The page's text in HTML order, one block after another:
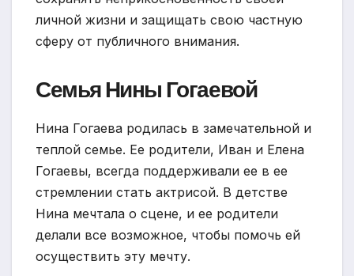
личной жизни и защищать свою частную
сферу от публичного внимания.
Семья Нины Гогаевой
Нина Гогаева родилась в замечательной и
теплой семье. Ее родители, Иван и Елена
Гогаевы, всегда поддерживали ее в ее
стремлении стать актрисой. В детстве
Нина мечтала о сцене, и ее родители
делали все возможное, чтобы помочь ей
осуществить эту мечту.